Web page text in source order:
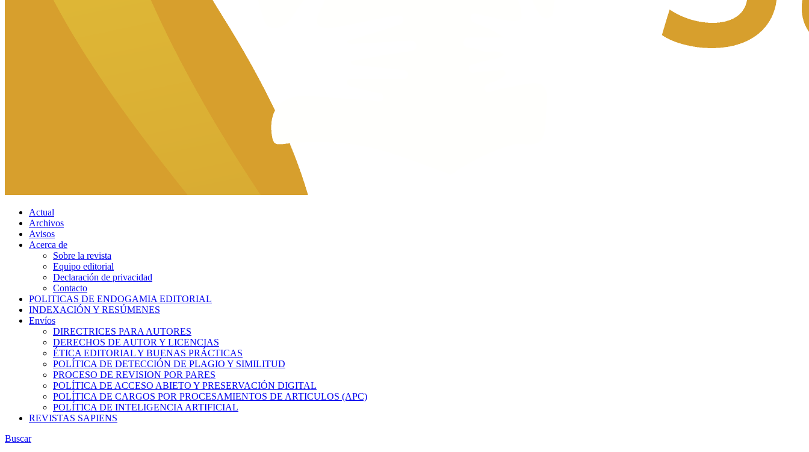
Actual
Archivos
Avisos
Acerca de
Sobre la revista
Equipo editorial
Declaración de privacidad
Contacto
POLITICAS DE ENDOGAMIA EDITORIAL
INDEXACIÓN Y RESÚMENES
Envíos
DIRECTRICES PARA AUTORES
DERECHOS DE AUTOR Y LICENCIAS
ÉTICA EDITORIAL Y BUENAS PRÁCTICAS
POLÍTICA DE DETECCIÓN DE PLAGIO Y SIMILITUD
PROCESO DE REVISION POR PARES
POLÍTICA DE ACCESO ABIETO Y PRESERVACIÓN DIGITAL
POLÍTICA DE CARGOS POR PROCESAMIENTOS DE ARTICULOS (APC)
POLÍTICA DE INTELIGENCIA ARTIFICIAL
REVISTAS SAPIENS
Buscar